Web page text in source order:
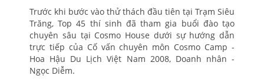
Trước khi bước vào thử thách đầu tiên tại Trạm Siêu
Trăng, Top 45 thí sinh đã tham gia buổi đào tạo
chuyên sâu tại Cosmo House dưới sự hướng dẫn
trực tiếp của Cố vấn chuyên môn Cosmo Camp -
Hoa Hậu Du Lịch Việt Nam 2008, Doanh nhân -
Ngọc Diễm.